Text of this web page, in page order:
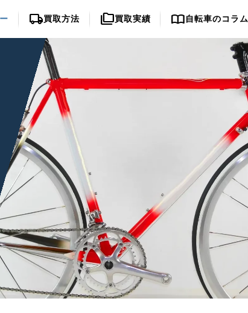
local_shipping買取方法 folder_copy買取実績 import_contacts自転車のコラム